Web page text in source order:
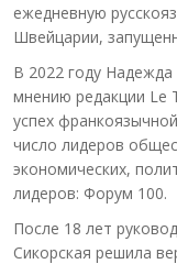
ежедневную
Швейцарии,
В 2022 году Надежда
мнению редакции Le
успех
число лидеров
экономических,
лидеров: Форум 100.
После 18 лет
Сикорская решила